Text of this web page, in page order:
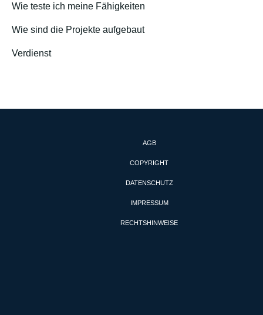
Wie teste ich meine Fähigkeiten
Wie sind die Projekte aufgebaut
Verdienst
AGB
COPYRIGHT
DATENSCHUTZ
IMPRESSUM
RECHTSHINWEISE